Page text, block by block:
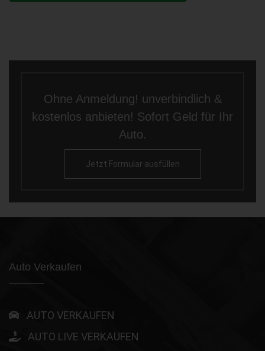
Ohne Anmeldung! unverbindlich &
kostenlos anbieten! Sofort Geld für Ihr
Auto.
Jetzt Formular ausfüllen
Auto Verkaufen
AUTO VERKAUFEN
AUTO LIVE VERKAUFEN